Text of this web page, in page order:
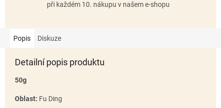
při každém 10. nákupu v našem e-shopu
Popis Diskuze
Detailní popis produktu
50g
Oblast: Fu Ding